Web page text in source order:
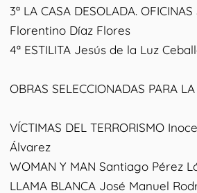
3ª LA CASA DESOLADA. OFICINAS
Florentino Díaz Flores
4ª ESTILITA Jesús de la Luz
OBRAS SELECCIONADAS PARA
VÍCTIMAS DEL TERRORISMO
Álvarez
WOMAN Y MAN Santiago Pérez
LLAMA BLANCA José Manuel